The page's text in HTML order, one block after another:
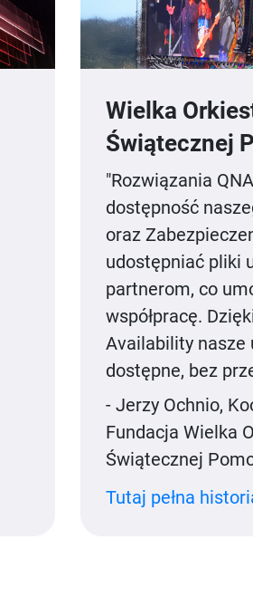
Wielka
Świątecznej
"Rozwiązania
dostępność
oraz
udostępniać pliki
partnerom, co
współpracę.
Availability nasze
dostępne, bez
- Jerzy Ochnio,
Fundacja Wielka
Świątecznej
Tutaj pełna